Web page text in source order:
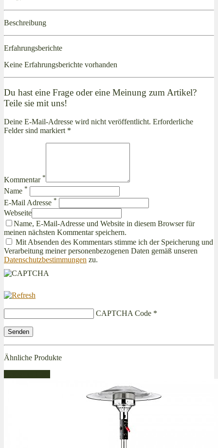
Beschreibung
Erfahrungsberichte
Keine Erfahrungsberichte vorhanden
Du hast eine Frage oder eine Meinung zum Artikel?
Teile sie mit uns!
Deine E-Mail-Adresse wird nicht veröffentlicht. Erforderliche
Felder sind markiert *
Kommentar *
Name *
E-Mail Adresse *
Webseite
Name, E-Mail-Adresse und Website in diesem Browser für
meinen nächsten Kommentar speichern.
Mit Absenden des Kommentars stimme ich der Speicherung und
Verarbeitung meiner personenbezogenen Daten gemäß unseren
Datenschutzbestimmungen zu.
CAPTCHA Code *
Ähnliche Produkte